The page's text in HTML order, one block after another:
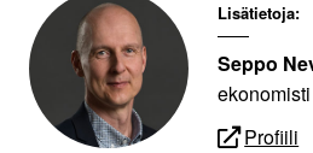
Lisätietoja:
Seppo
ekonomisti
Profiili